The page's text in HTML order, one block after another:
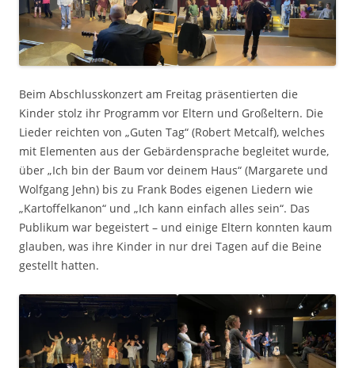
Beim Abschlusskonzert am Freitag präsentierten die
Kinder stolz ihr Programm vor Eltern und Großeltern. Die
Lieder reichten von „Guten Tag“ (Robert Metcalf), welches
mit Elementen aus der Gebärdensprache begleitet wurde,
über „Ich bin der Baum vor deinem Haus“ (Margarete und
Wolfgang Jehn) bis zu Frank Bodes eigenen Liedern wie
„Kartoffelkanon“ und „Ich kann einfach alles sein“. Das
Publikum war begeistert – und einige Eltern konnten kaum
glauben, was ihre Kinder in nur drei Tagen auf die Beine
gestellt hatten.